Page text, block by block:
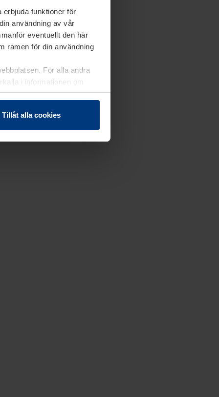
erbjuda funktioner för
användning av vår
eventuellt den här
ramen för din användning
För alla andra
i informationen om
Tillåt alla cookies